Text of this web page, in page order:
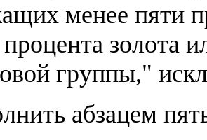
менее пяти
золота
группы,"
абзацем